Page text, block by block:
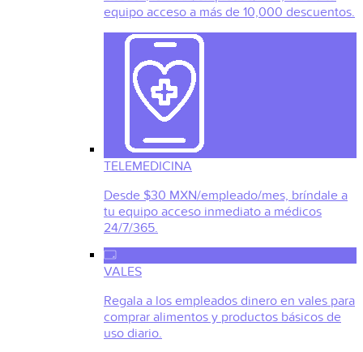
equipo acceso a más de 10,000 descuentos.
TELEMEDICINA
Desde $30 MXN/empleado/mes, bríndale a
tu equipo acceso inmediato a médicos
24/7/365.
VALES
Regala a los empleados dinero en vales para
comprar alimentos y productos básicos de
uso diario.